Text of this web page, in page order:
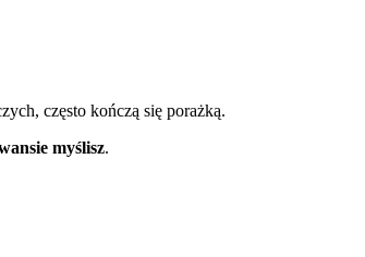
często kończą się porażką.
myślisz.